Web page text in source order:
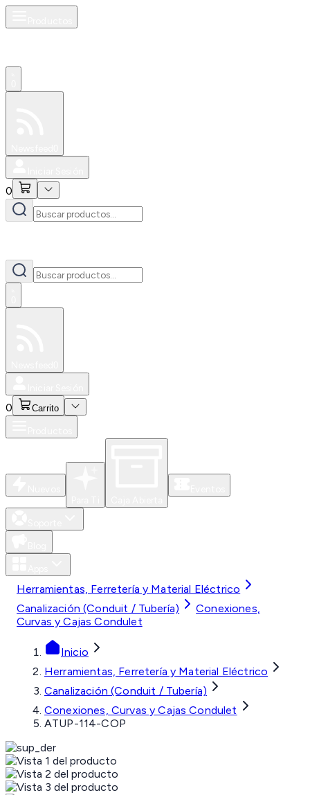
0
0 Carrito
Herramientas, Ferretería y Material Eléctrico
Canalización (Conduit / Tubería)
Conexiones,
Curvas y Cajas Condulet
Inicio
Herramientas, Ferretería y Material Eléctrico
Canalización (Conduit / Tubería)
Conexiones, Curvas y Cajas Condulet
ATUP-114-COP